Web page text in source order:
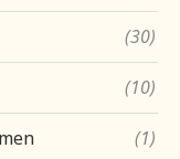
(30)
(10)
(1)